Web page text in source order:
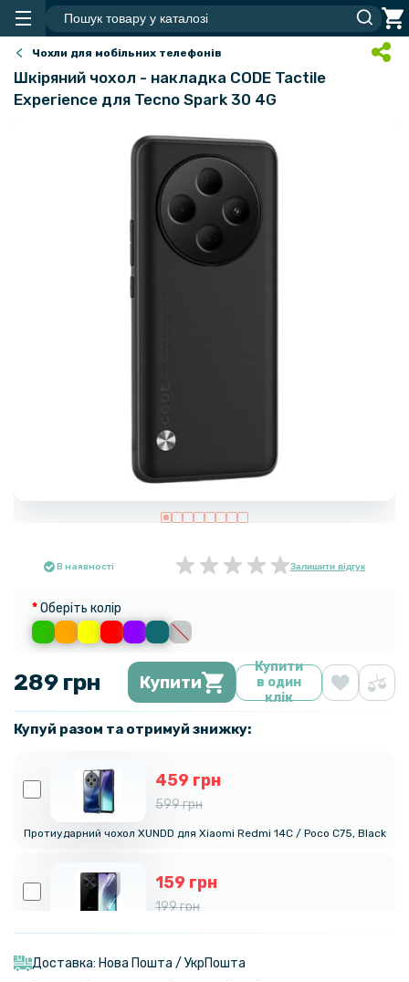
Чохли для мобільних телефонів
Шкіряний чохол - накладка CODE Tactile
Experience для Tecno Spark 30 4G
В наявності Залишити відгук
Оберіть колір
289 грн Купити
Купити
в один
клік
Купуй разом та отримуй знижку:
459 грн
599 грн
Протиударний чохол XUNDD для Xiaomi Redmi 14C / Poco C75, Black
159 грн
199 грн
Протиударна гідрогелева плівка Hydrogel Film для Xiaomi Redmi
Доставка: Нова Пошта / УкрПошта